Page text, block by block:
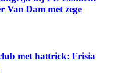
Van Dam met zege
met hattrick: Frisia